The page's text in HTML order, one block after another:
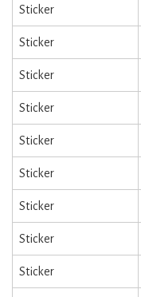
Sticker
Sticker
Sticker
Sticker
Sticker
Sticker
Sticker
Sticker
Sticker